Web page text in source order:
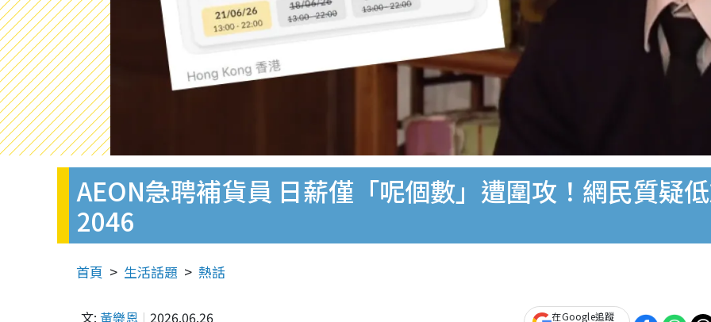
AEON急聘補貨員 日薪僅「呢個數」遭圍攻！網民質疑
2046
首頁 生活話題 熱話
文: 黃樂恩 2026.06.26
在Google追蹤